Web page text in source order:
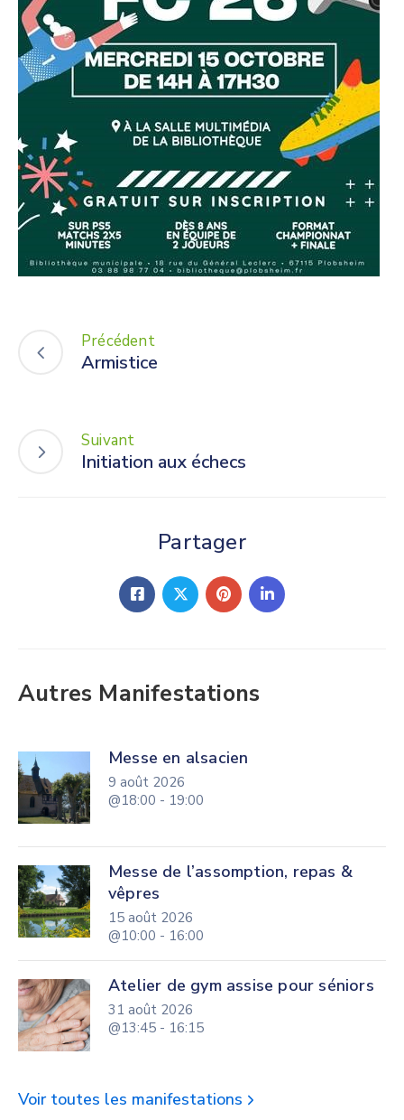
Précédent
Armistice
Suivant
Initiation aux échecs
Partager
Autres Manifestations
Messe en alsacien
9 août 2026
@18:00 - 19:00
Messe de l’assomption, repas &
vêpres
15 août 2026
@10:00 - 16:00
Atelier de gym assise pour séniors
31 août 2026
@13:45 - 16:15
Voir toutes les manifestations